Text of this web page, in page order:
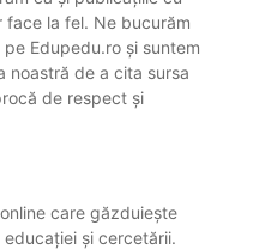
face la fel. Ne bucurăm
Edupedu.ro și suntem
noastră de a cita sursa
de respect și
care găzduiește
și cercetării.